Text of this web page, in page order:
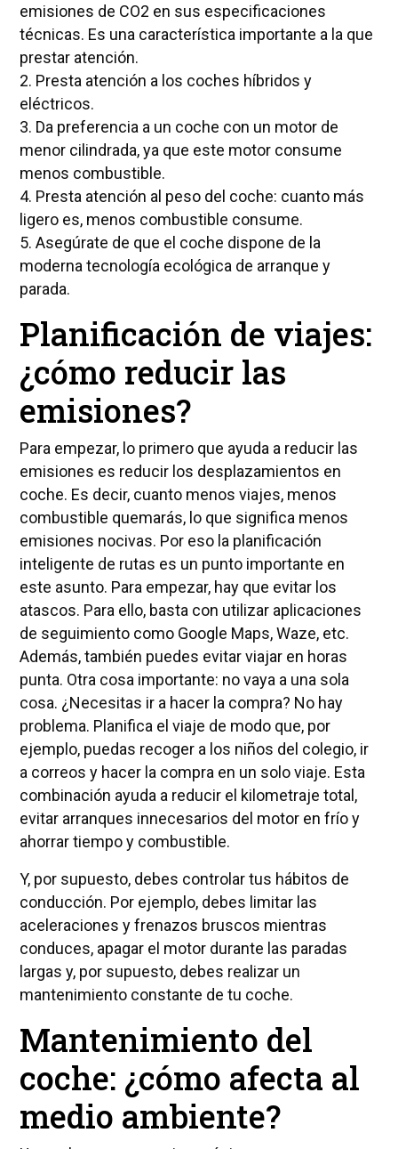
emisiones de CO2 en sus especificaciones
técnicas. Es una característica importante a la que
prestar atención.
2. Presta atención a los coches híbridos y
eléctricos.
3. Da preferencia a un coche con un motor de
menor cilindrada, ya que este motor consume
menos combustible.
4. Presta atención al peso del coche: cuanto más
ligero es, menos combustible consume.
5. Asegúrate de que el coche dispone de la
moderna tecnología ecológica de arranque y
parada.
Planificación de viajes:
¿cómo reducir las
emisiones?
Para empezar, lo primero que ayuda a reducir las
emisiones es reducir los desplazamientos en
coche. Es decir, cuanto menos viajes, menos
combustible quemarás, lo que significa menos
emisiones nocivas. Por eso la planificación
inteligente de rutas es un punto importante en
este asunto. Para empezar, hay que evitar los
atascos. Para ello, basta con utilizar aplicaciones
de seguimiento como Google Maps, Waze, etc.
Además, también puedes evitar viajar en horas
punta. Otra cosa importante: no vaya a una sola
cosa. ¿Necesitas ir a hacer la compra? No hay
problema. Planifica el viaje de modo que, por
ejemplo, puedas recoger a los niños del colegio, ir
a correos y hacer la compra en un solo viaje. Esta
combinación ayuda a reducir el kilometraje total,
evitar arranques innecesarios del motor en frío y
ahorrar tiempo y combustible.
Y, por supuesto, debes controlar tus hábitos de
conducción. Por ejemplo, debes limitar las
aceleraciones y frenazos bruscos mientras
conduces, apagar el motor durante las paradas
largas y, por supuesto, debes realizar un
mantenimiento constante de tu coche.
Mantenimiento del
coche: ¿cómo afecta al
medio ambiente?